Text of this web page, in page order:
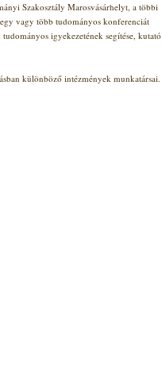
Szakosztály Marosvásárhelyt, a többi
vagy több tudományos konferenciát
igyekezetének segítése, kutató
különböző intézmények munkatársai.